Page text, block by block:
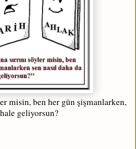
misin, ben her gün şişmanlarken,
geliyorsun?